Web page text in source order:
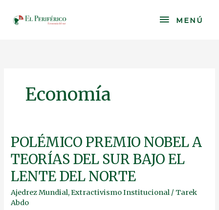
content
MENÚ
MENÚ
Economía
POLÉMICO PREMIO NOBEL A
TEORÍAS DEL SUR BAJO EL
LENTE DEL NORTE
Ajedrez Mundial,Extractivismo Institucional / Tarek
Abdo
POLÉMICO
PREMIO
NOBEL
A
TEORÍAS
DEL
SUR